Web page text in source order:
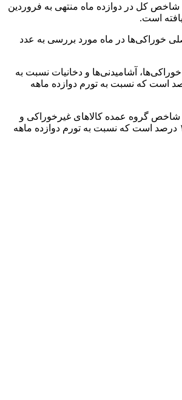
به همین اطلاع در ماه قبل ۷.۸ کاهش یافته است. درصد تغییرات شاخص کل در دوازده ماه منتهی به فروردین
قبل ۰.۸ درصد افزایش نشان می‌دهد. شاخص گروه اصلی خوراکی‌ها در ماه مورد بررسی به عدد
تورم دوازده ماهه این گروه ۹.۹ درصد است. شاخص گروه عمده خوراکی‌ها، آشامیدنی‌ها و دخانیات نسبت به
۵.۹ درصد افزایش نشان می‌دهد و درصد تغییرات این گروه در دوازده ماه منتهی به فروردین ماه ۱۳۹۵ نسبت به دوره مشابه سال قبل ۹.۵ درصد است که نسبت به تورم دوازده ماهه
افزایش نشان می‌دهد. میزان افزایش شاخص گروه عمده کالاهای غیرخوراکی و
خدمات نسبت به ماه مشابه سال قبل ۸.۴ درصد بوده است و نرخ تورم دوازده ماه منتهی به فروردین ماه سال ۱۳۹۵ نسبت به دوره مشابه سال قبل این گروه ۱۰.۵ درصد است که نسبت به تورم دوازده ماهه